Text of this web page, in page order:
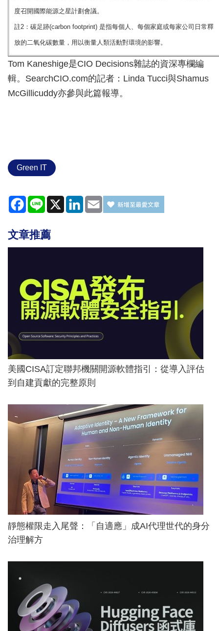
度召開國際能源之星計劃會議。
註2：碳足跡(carbon footprint) 是指每個人、每個家庭或每家公司日常釋
放的二氧化碳數量，用以衡量人類活動對環境的影響。
Tom Kaneshige是CIO Decisions雜誌的資深專欄編
輯。SearchCIO.com的記者：Linda Tucci與Shamus
McGillicuddy亦參與此篇報導。
Green IT
Facebook
Line X LinkedIn
Email
文章推薦
美國CISA訂定聯邦機關開源軟體指引：從導入評估
到自建貢獻的完整原則
靜態權限走入尾聲：「自適應」成AI代理世代的身分
治理解方